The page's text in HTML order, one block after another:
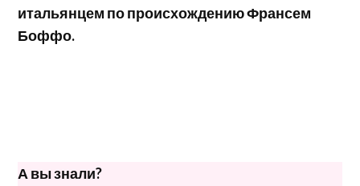
итальянцем по происхождению Франсем
Боффо.
А вы знали?